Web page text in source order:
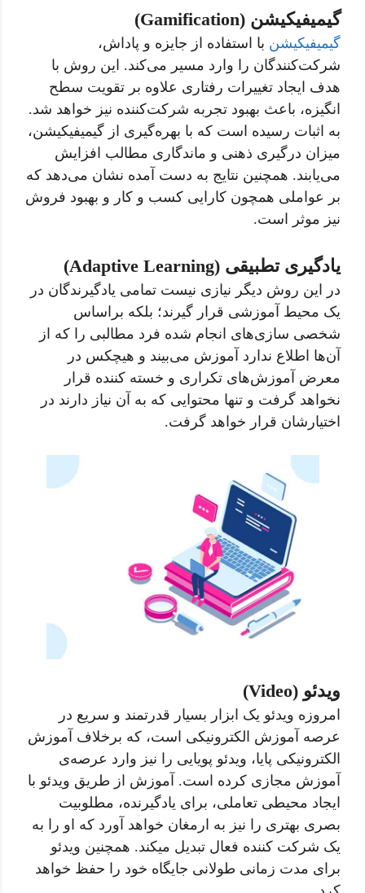
گیمیفیکیشن (Gamification)
گیمیفیکیشن با استفاده از جایزه و پاداش،
شرکت‌کنندگان را وارد مسیر می‌کند. این روش با
هدف ایجاد تغییرات رفتاری علاوه بر تقویت سطح
انگیزه، باعث بهبود تجربه شرکت‌کننده نیز خواهد شد.
به اثبات رسیده است که با بهره‌گیری از گیمیفیکیشن،
میزان درگیری ذهنی و ماندگاری مطالب افزایش
می‌یابند. همچنین نتایج به دست آمده نشان می‌دهد که
بر عواملی همچون کارایی کسب و کار و بهبود فروش
نیز موثر است.
یادگیری تطبیقی (Adaptive Learning)
در این روش دیگر نیازی نیست تمامی یادگیرندگان در
یک محیط آموزشی قرار گیرند؛ بلکه براساس
شخصی سازی‌های انجام شده فرد مطالبی را که از
آن‌ها اطلاع ندارد آموزش می‌بیند و هیچکس در
معرض آموزش‌های تکراری و خسته کننده قرار
نخواهد گرفت و تنها محتوایی که به آن نیاز دارند در
اختیارشان قرار خواهد گرفت.
ویدئو (Video)
امروزه ویدئو یک ابزار بسیار قدرتمند و سریع در
عرصه آموزش الکترونیکی است، که برخلاف آموزش
الکترونیکی پایا، ویدئو پویایی را نیز وارد عرصه‌ی
آموزش مجازی کرده است. آموزش از طریق ویدئو با
ایجاد محیطی تعاملی، برای یادگیرنده، مطلوبیت
بصری بهتری را نیز به ارمغان خواهد آورد که او را به
یک شرکت کننده فعال تبدیل میکند. همچنین ویدئو
برای مدت زمانی طولانی جایگاه خود را حفظ خواهد